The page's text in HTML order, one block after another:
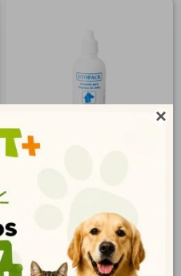

246
$ 178